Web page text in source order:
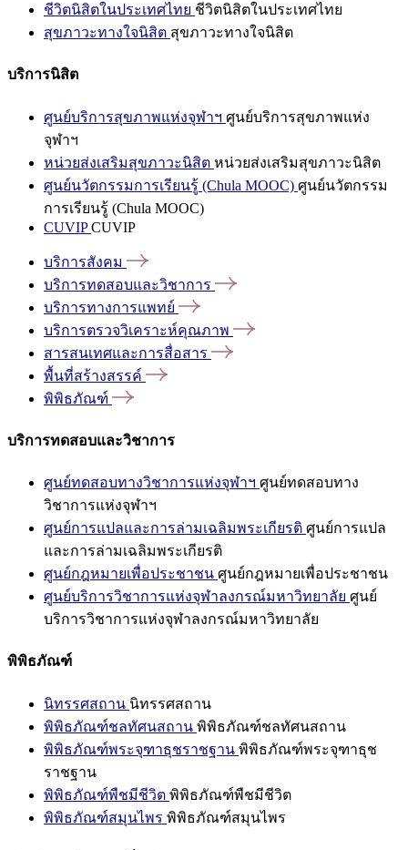
ชีวิตนิสิตในประเทศไทย ชีวิตนิสิตในประเทศไทย
สุขภาวะทางใจนิสิต สุขภาวะทางใจนิสิต
บริการนิสิต
ศูนย์บริการสุขภาพแห่งจุฬาฯ ศูนย์บริการสุขภาพแห่ง
จุฬาฯ
หน่วยส่งเสริมสุขภาวะนิสิต หน่วยส่งเสริมสุขภาวะนิสิต
ศูนย์นวัตกรรมการเรียนรู้ (Chula MOOC) ศูนย์นวัตกรรม
การเรียนรู้ (Chula MOOC)
CUVIPCUVIP
บริการสังคม
บริการทดสอบและวิชาการ
บริการทางการแพทย์
บริการตรวจวิเคราะห์คุณภาพ
สารสนเทศและการสื่อสาร
พื้นที่สร้างสรรค์
พิพิธภัณฑ์
บริการทดสอบและวิชาการ
ศูนย์ทดสอบทางวิชาการแห่งจุฬาฯ ศูนย์ทดสอบทาง
วิชาการแห่งจุฬาฯ
ศูนย์การแปลและการล่ามเฉลิมพระเกียรติ ศูนย์การแปล
และการล่ามเฉลิมพระเกียรติ
ศูนย์กฎหมายเพื่อประชาชน ศูนย์กฎหมายเพื่อประชาชน
ศูนย์บริการวิชาการแห่งจุฬาลงกรณ์มหาวิทยาลัย ศูนย์
บริการวิชาการแห่งจุฬาลงกรณ์มหาวิทยาลัย
พิพิธภัณฑ์
นิทรรศสถาน นิทรรศสถาน
พิพิธภัณฑ์ชลทัศนสถาน พิพิธภัณฑ์ชลทัศนสถาน
พิพิธภัณฑ์พระจุฑาธุชราชฐาน พิพิธภัณฑ์พระจุฑาธุช
ราชฐาน
พิพิธภัณฑ์พืชมีชีวิต พิพิธภัณฑ์พืชมีชีวิต
พิพิธภัณฑ์สมุนไพร พิพิธภัณฑ์สมุนไพร